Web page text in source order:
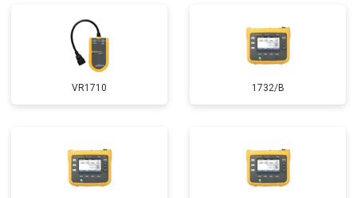
VR1710 1732/B